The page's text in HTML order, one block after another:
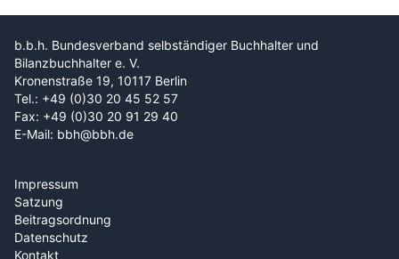
b.b.h. Bundesverband selbständiger Buchhalter und
Bilanzbuchhalter e. V.
Kronenstraße 19, 10117 Berlin
Tel.: +49 (0)30 20 45 52 57
Fax: +49 (0)30 20 91 29 40
E-Mail: bbh@bbh.de
Impressum
Satzung
Beitragsordnung
Datenschutz
Kontakt